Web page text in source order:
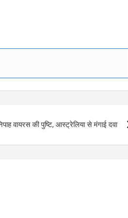
वायरस की पुष्टि, आस्ट्रेलिया से मंगाई दवा